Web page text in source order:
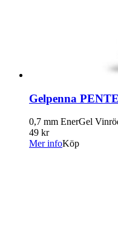
Gelpenna
0,7 mm EnerGel
49 kr
Mer infoKöp